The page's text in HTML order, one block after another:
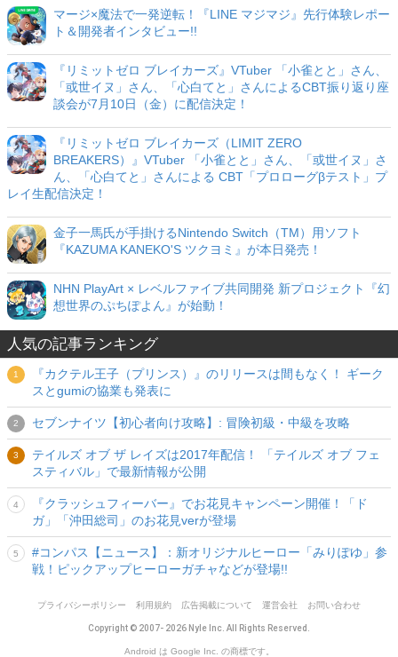
マージ×魔法で一発逆転！『LINE マジマジ』先行体験レポー
ト＆開発者インタビュー!!
『リミットゼロ ブレイカーズ』VTuber 「小雀とと」さん、
「或世イヌ」さん、「心白てと」さんによるCBT振り返り座
談会が7月10日（金）に配信決定！
『リミットゼロ ブレイカーズ（LIMIT ZERO
BREAKERS）』VTuber 「小雀とと」さん、「或世イヌ」さ
ん、「心白てと」さんによる CBT「プロローグβテスト」プ
レイ生配信決定！
金子一馬氏が手掛けるNintendo Switch（TM）用ソフト
『KAZUMA KANEKO'S ツクヨミ』が本日発売！
NHN PlayArt × レベルファイブ共同開発 新プロジェクト『幻
想世界のぷちぽよん』が始動！
人気の記事ランキング
『カクテル王子（プリンス）』のリリースは間もなく！ ギーク
スとgumiの協業も発表に
セブンナイツ【初心者向け攻略】: 冒険初級・中級を攻略
テイルズ オブ ザ レイズは2017年配信！ 「テイルズ オブ フェ
スティバル」で最新情報が公開
『クラッシュフィーバー』でお花見キャンペーン開催！「ド
ガ」「沖田総司」のお花見verが登場
#コンパス【ニュース】：新オリジナルヒーロー「みりぽゆ」参
戦！ピックアップヒーローガチャなどが登場!!
プライバシーポリシー 利用規約 広告掲載について 運営会社 お問い合わせ
Copyright © 2007- 2026 Nyle Inc. All Rights Reserved.
Android は Google Inc. の商標です。